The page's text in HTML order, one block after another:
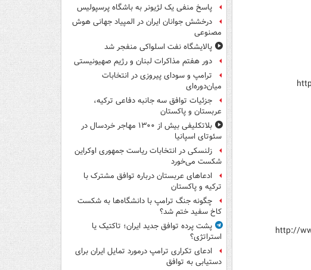
پاسخ منفی یک لژیونر به باشگاه پرسپولیس
درخشش جوانان ایران در المپیاد جهانی هوش
مصنوعی
پالایشگاه نفت اسلواکی منفجر شد
دور هفتم مذاکرات لبنان و رژیم صهیونیستی
ترامپ و سودای پیروزی در انتخابات
میان‌دوره‌ای
جزئیات توافق سه جانبه دفاعی ترکیه،
عربستان و پاکستان
بلاتکلیفی بیش از ۱۳۰۰ مهاجر خردسال در
سئوتای اسپانیا
زلنسکی در انتخابات ریاست جمهوری اوکراین
شکست می‌خورد
ادعاهای عربستان درباره توافق مشترک با
ترکیه و پاکستان
چگونه جنگ ترامپ با دانشگاه‌ها به شکست
کاخ سفید ختم شد؟
پشت پرده توافق جدید ایران؛ تاکتیک یا
استراتژی؟
ادعای تکراری ترامپ درمورد تمایل ایران برای
دستیابی به توافق